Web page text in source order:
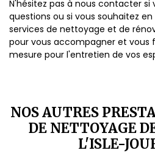
N'hésitez pas à nous contacter si
questions ou si vous souhaitez en
services de nettoyage et de
pour vous accompagner et vous
mesure pour l'entretien de vos
NOS AUTRES
DE NETTOYAGE
L'ISLE-